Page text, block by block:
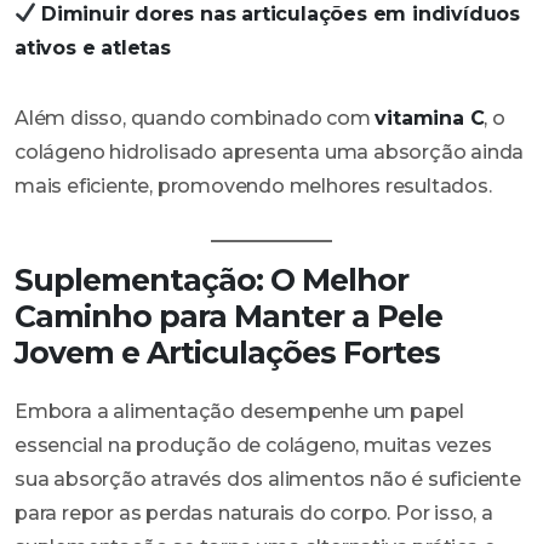
Diminuir dores nas articulações em indivíduos
ativos e atletas
Além disso, quando combinado comvitamina C, o
colágeno hidrolisado apresenta uma absorção ainda
mais eficiente, promovendo melhores resultados.
Suplementação: O Melhor
Caminho para Manter a Pele
Jovem e Articulações Fortes
Embora a alimentação desempenhe um papel
essencial na produção de colágeno, muitas vezes
sua absorção através dos alimentos não é suficiente
para repor as perdas naturais do corpo. Por isso, a